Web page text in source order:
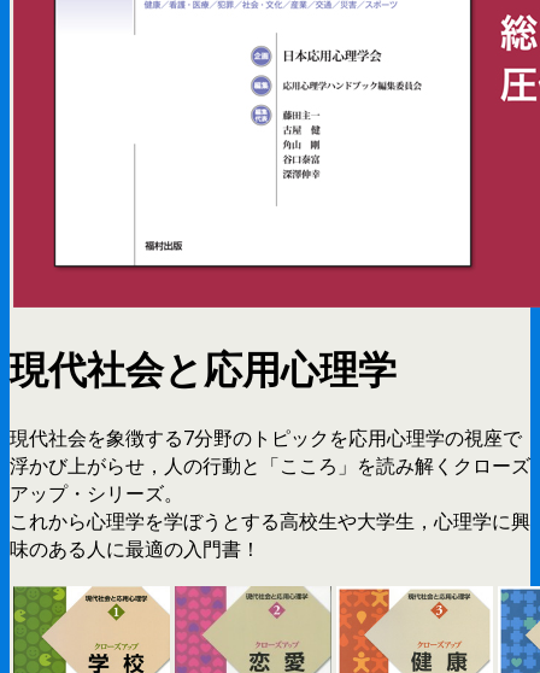
現代社会と応用心理学
現代社会を象徴する7分野のトピックを応用心理学の視座で
浮かび上がらせ，人の行動と「こころ」を読み解くクローズ
アップ・シリーズ。
これから心理学を学ぼうとする高校生や大学生，心理学に興
味のある人に最適の入門書！